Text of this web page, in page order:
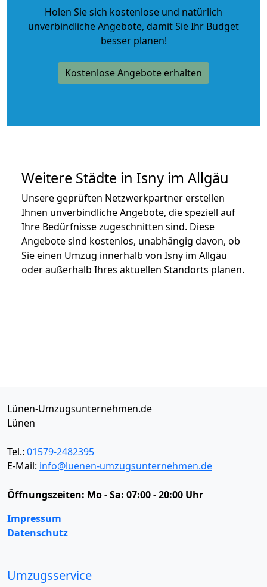
Holen Sie sich kostenlose und natürlich
unverbindliche Angebote, damit Sie Ihr Budget
besser planen!
Kostenlose Angebote erhalten
Weitere Städte in Isny im Allgäu
Unsere geprüften Netzwerkpartner erstellen
Ihnen unverbindliche Angebote, die speziell auf
Ihre Bedürfnisse zugeschnitten sind. Diese
Angebote sind kostenlos, unabhängig davon, ob
Sie einen Umzug innerhalb von Isny im Allgäu
oder außerhalb Ihres aktuellen Standorts planen.
Lünen-Umzugsunternehmen.de
Lünen
Tel.: 01579-2482395
E-Mail: info@luenen-umzugsunternehmen.de
Öffnungszeiten: Mo - Sa: 07:00 - 20:00 Uhr
Impressum
Datenschutz
Umzugsservice